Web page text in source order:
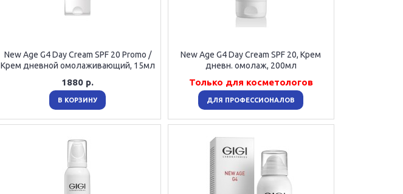
New Age G4 Day Cream SPF 20 Promo /
Крем дневной омолаживающий, 15мл
1880 р.
В КОРЗИНУ
New Age G4 Day Cream SPF 20, Крем
дневн. омолаж, 200мл
Только для косметологов
ДЛЯ ПРОФЕССИОНАЛОВ